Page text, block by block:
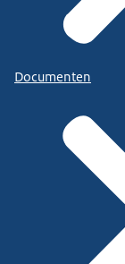
Documenten